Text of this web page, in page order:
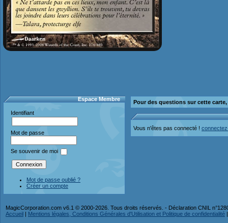
Espace Membre
Identifiant
Mot de passe
Se souvenir de moi
Mot de passe oublié ?
Créer un compte
Pour des questions sur cette
Vous n'êtes pas connecté !
MagicCorporation.com v6.1 © 2000-2026. Tous droits réservés. - Déclaration CNIL
Accueil | Mentions légales, Conditions Générales d'Utilisation et Politique de confidentialité